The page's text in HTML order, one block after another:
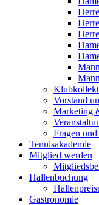
Vorstand
Marketing
Fragen
Tennisakademie
Mitglied werden
Hallenbuchung
Gastronomie